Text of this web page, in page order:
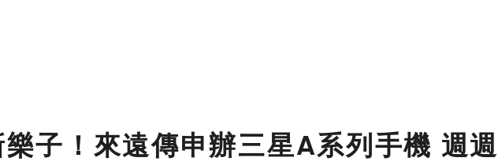
子！來遠傳申辦三星A系列手機 週週